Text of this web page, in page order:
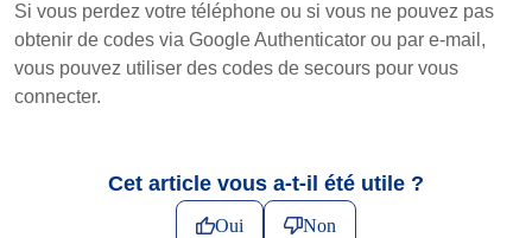
Si vous perdez votre téléphone ou si vous ne pouvez pas
obtenir de codes via Google Authenticator ou par e-mail,
vous pouvez utiliser des codes de secours pour vous
connecter.
Cet article vous a-t-il été utile ?
Oui Non